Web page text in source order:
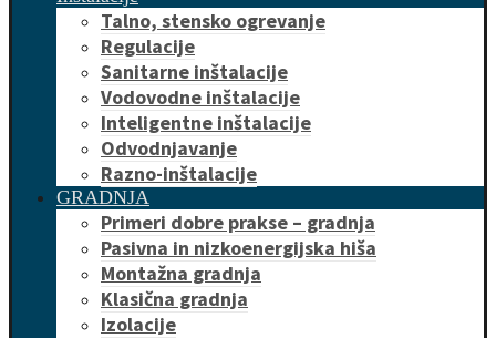
Talno, stensko ogrevanje
Regulacije
Sanitarne inštalacije
Vodovodne inštalacije
Inteligentne inštalacije
Odvodnjavanje
Razno-inštalacije
GRADNJA
Primeri dobre prakse – gradnja
Pasivna in nizkoenergijska hiša
Montažna gradnja
Klasična gradnja
Izolacije